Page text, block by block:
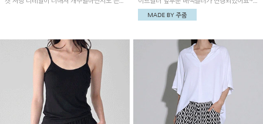
아이템으로 활용하기 좋아요~
중앙 린넨배색으로 유니크하면서 페이즐리 패
턴으로 감각적인 분위기를 연출이 가능한 티셔